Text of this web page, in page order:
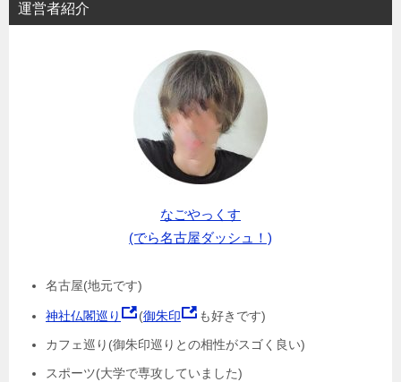
運営者紹介
なごやっくす
(でら名古屋ダッシュ！)
名古屋(地元です)
神社仏閣巡り (御朱印
も好きです)
カフェ巡り(御朱印巡りとの相性がスゴく良い)
スポーツ(大学で専攻していました)